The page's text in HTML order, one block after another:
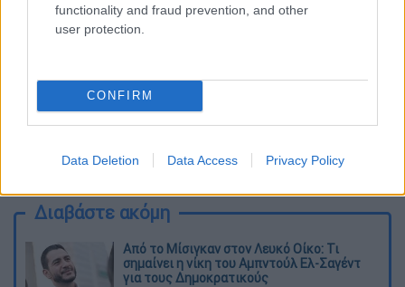
functionality and fraud prevention, and other
user protection.
CONFIRM
Data Deletion Data Access Privacy Policy
καταχώρηση
Διαβάστε ακόμη
Από το Μίσιγκαν στον Λευκό Οίκο: Τι
σημαίνει η νίκη του Αμπντούλ Ελ-Σαγέντ
για τους Δημοκρατικούς